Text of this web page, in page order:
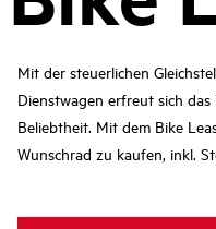
Mit der steuerlichen
Dienstwagen erfreut sich
Beliebtheit. Mit dem Bike
Wunschrad zu kaufen, inkl.